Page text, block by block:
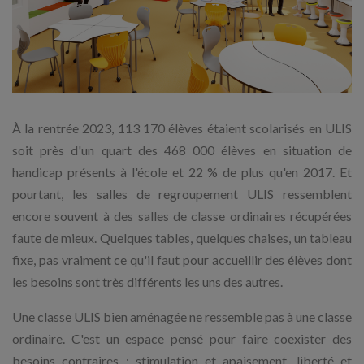
À la rentrée 2023, 113 170 élèves étaient scolarisés en ULIS
soit près d'un quart des 468 000 élèves en situation de
handicap présents à l'école et 22 % de plus qu'en 2017. Et
pourtant, les salles de regroupement ULIS ressemblent
encore souvent à des salles de classe ordinaires récupérées
faute de mieux. Quelques tables, quelques chaises, un tableau
fixe, pas vraiment ce qu'il faut pour accueillir des élèves dont
les besoins sont très différents les uns des autres.
Une classe ULIS bien aménagée ne ressemble pas à une classe
ordinaire. C'est un espace pensé pour faire coexister des
besoins contraires : stimulation et apaisement, liberté et